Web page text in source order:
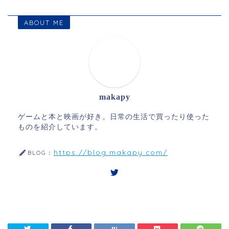
ABOUT ME
makapy
ゲームと本と映画が好き。日常の生活で買ったり使った
ものを紹介しています。
BLOG： https://blog.makapy.com/